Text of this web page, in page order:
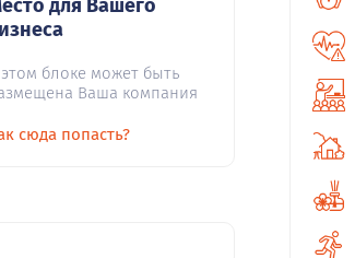
для Вашего
блоке может быть
Ваша компания
сюда попасть?